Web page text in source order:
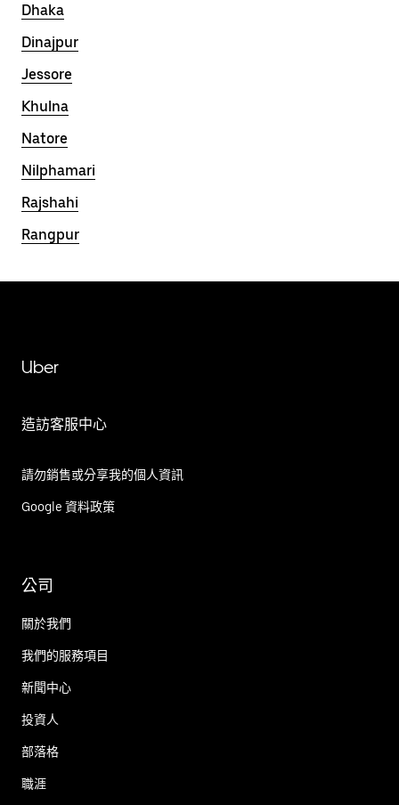
Dhaka
Dinajpur
Jessore
Khulna
Natore
Nilphamari
Rajshahi
Rangpur
Uber
造訪客服中心
請勿銷售或分享我的個人資訊
Google 資料政策
公司
關於我們
我們的服務項目
新聞中心
投資人
部落格
職涯